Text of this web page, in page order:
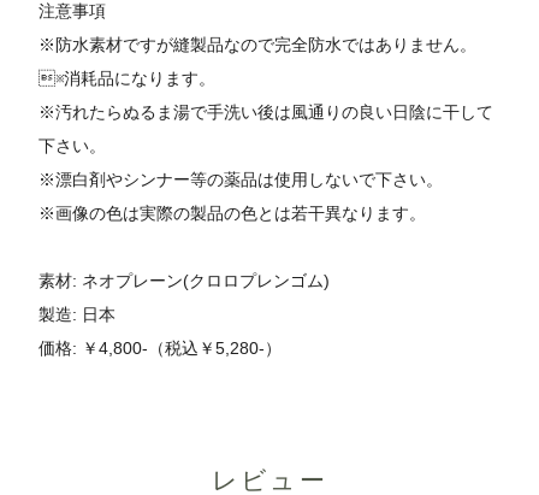
注意事項
※防水素材ですが縫製品なので完全防水ではありません。
※消耗品になります。
※汚れたらぬるま湯で手洗い後は風通りの良い日陰に干して
下さい。
※漂白剤やシンナー等の薬品は使用しないで下さい。
※画像の色は実際の製品の色とは若干異なります。
素材: ネオプレーン(クロロプレンゴム)
製造: 日本
価格: ￥4,800-（税込￥5,280-）
レビュー